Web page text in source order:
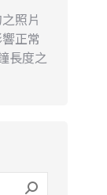
照片
正常
長度之